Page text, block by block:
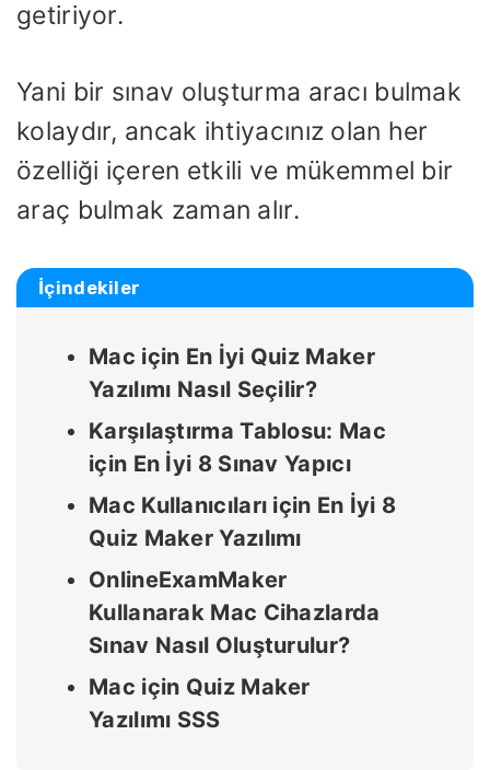
getiriyor.
Yani bir sınav oluşturma aracı bulmak
kolaydır, ancak ihtiyacınız olan her
özelliği içeren etkili ve mükemmel bir
araç bulmak zaman alır.
İçindekiler
Mac için En İyi Quiz Maker
Yazılımı Nasıl Seçilir?
Karşılaştırma Tablosu: Mac
için En İyi 8 Sınav Yapıcı
Mac Kullanıcıları için En İyi 8
Quiz Maker Yazılımı
OnlineExamMaker
Kullanarak Mac Cihazlarda
Sınav Nasıl Oluşturulur?
Mac için Quiz Maker
Yazılımı SSS